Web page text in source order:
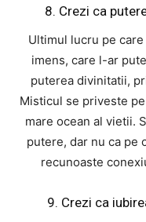
8. Crezi ca
Ultimul lucru pe
imens, care l-ar
puterea divinitatii,
Misticul se priveste
mare ocean al vietii.
putere, dar nu ca pe
recunoaste
9. Crezi ca